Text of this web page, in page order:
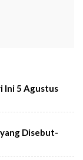
Ini 5 Agustus
Disebut-